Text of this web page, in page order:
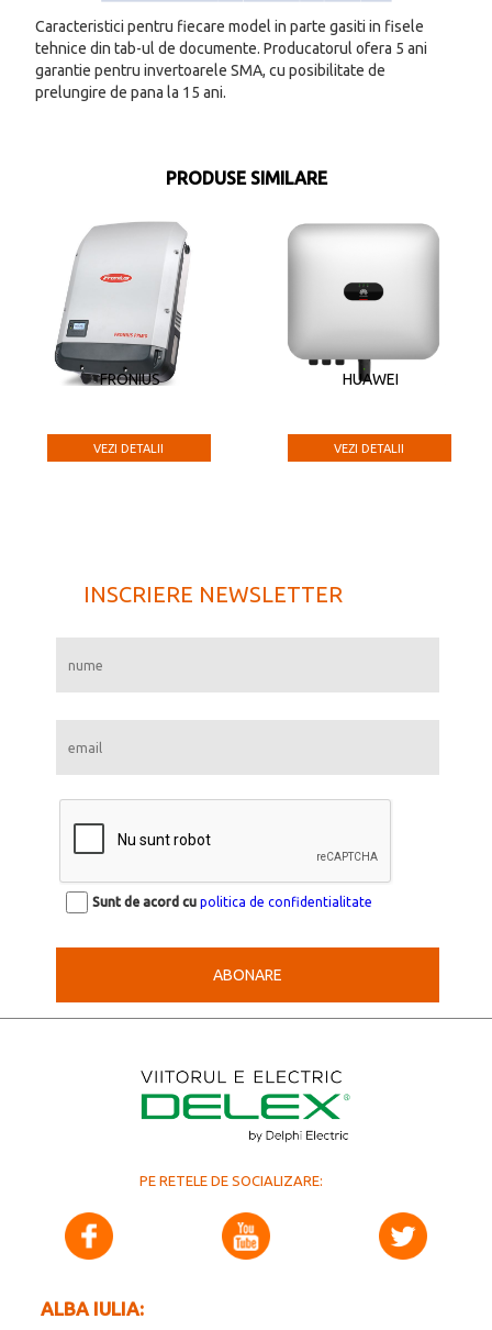
Caracteristici pentru fiecare model in parte gasiti in fisele
tehnice din tab-ul de documente. Producatorul ofera 5 ani
garantie pentru invertoarele SMA, cu posibilitate de
prelungire de pana la 15 ani.
PRODUSE SIMILARE
FRONIUS
VEZI DETALII
HUAWEI
VEZI DETALII
INSCRIERE NEWSLETTER
ABONARE
Sunt de acord cu politica de confidentialitate
PE RETELE DE SOCIALIZARE:
ALBA IULIA: